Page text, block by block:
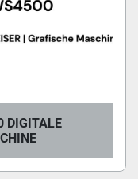
DIGITALE